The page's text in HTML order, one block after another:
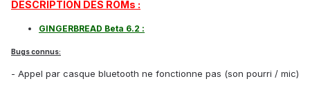
DESCRIPTION DES ROMs :
GINGERBREAD Beta 6.2 :
Bugs connus:
- Appel par casque bluetooth ne fonctionne pas (son pourri / mic)